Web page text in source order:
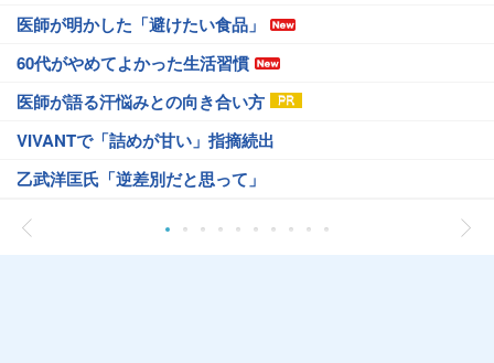
医師が明かした「避けたい食品」
60代がやめてよかった生活習慣
医師が語る汗悩みとの向き合い方
VIVANTで「詰めが甘い」指摘続出
乙武洋匡氏「逆差別だと思って」